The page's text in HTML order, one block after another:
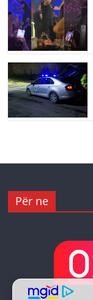
Për ne